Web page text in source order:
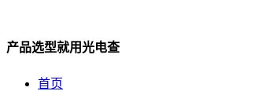
产品选型就用光电查
首页